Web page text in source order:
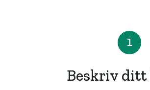
1
Beskriv ditt